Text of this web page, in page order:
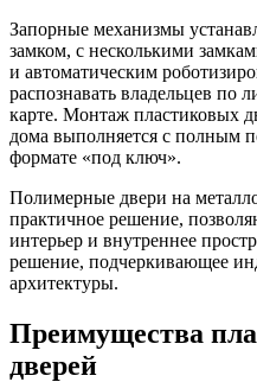
Запорные механизмы
замком, с несколькими
и автоматическим
распознавать владельцев по
карте. Монтаж пластиковых
дома выполняется с полным
формате «под ключ».
Полимерные двери на
практичное решение,
интерьер и внутреннее
решение, подчеркивающее
архитектуры.
Преимущества
дверей